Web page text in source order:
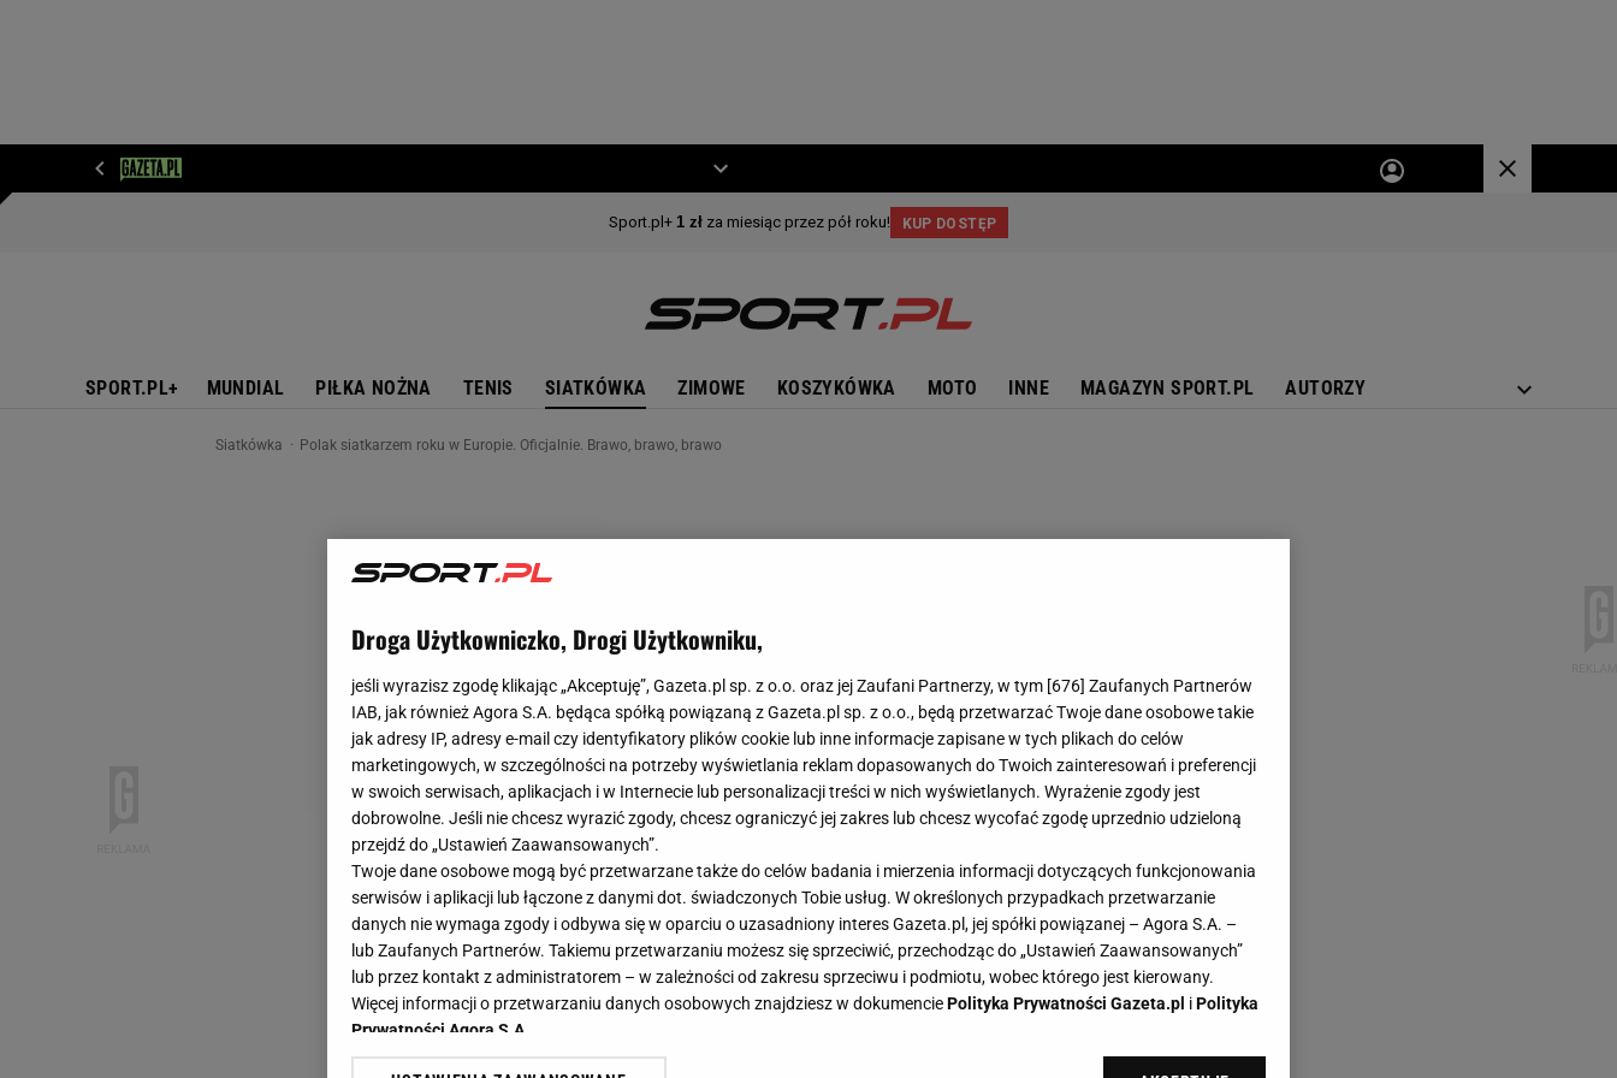
SPORT.PL+ MUNDIAL PIŁKA NOŻNA TENIS SIATKÓWKA ZIMOWE KOSZYKÓWKA MOTO INNE MAGAZYN SPORT.PL AUTORZY
Siatkówka Polak siatkarzem roku w Europie. Oficjalnie. Brawo, brawo, brawo
Droga Użytkowniczko, Drogi Użytkowniku,
jeśli wyrazisz zgodę klikając „Akceptuję”, Gazeta.pl sp. z o.o. oraz jej Zaufani Partnerzy, w tym [676] Zaufanych Partnerów
IAB, jak również Agora S.A. będąca spółką powiązaną z Gazeta.pl sp. z o.o., będą przetwarzać Twoje dane osobowe takie
jak adresy IP, adresy e-mail czy identyfikatory plików cookie lub inne informacje zapisane w tych plikach do celów
marketingowych, w szczególności na potrzeby wyświetlania reklam dopasowanych do Twoich zainteresowań i preferencji
w swoich serwisach, aplikacjach i w Internecie lub personalizacji treści w nich wyświetlanych. Wyrażenie zgody jest
dobrowolne. Jeśli nie chcesz wyrazić zgody, chcesz ograniczyć jej zakres lub chcesz wycofać zgodę uprzednio udzieloną
przejdź do „Ustawień Zaawansowanych”.
Twoje dane osobowe mogą być przetwarzane także do celów badania i mierzenia informacji dotyczących funkcjonowania
serwisów i aplikacji lub łączone z danymi dot. świadczonych Tobie usług. W określonych przypadkach przetwarzanie
danych nie wymaga zgody i odbywa się w oparciu o uzasadniony interes Gazeta.pl, jej spółki powiązanej – Agora S.A. –
lub Zaufanych Partnerów. Takiemu przetwarzaniu możesz się sprzeciwić, przechodząc do „Ustawień Zaawansowanych”
lub przez kontakt z administratorem – w zależności od zakresu sprzeciwu i podmiotu, wobec którego jest kierowany.
Więcej informacji o przetwarzaniu danych osobowych znajdziesz w dokumenciePolityka Prywatności Gazeta.pl iPolityka
Prywatności Agora S.A.